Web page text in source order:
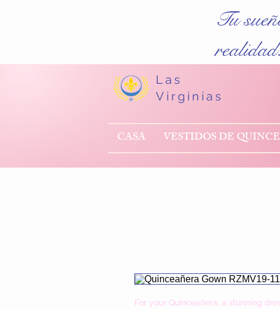
Tu
Las
Virginias
CASA VESTIDOS DE
For your Quinceañera, a stunning